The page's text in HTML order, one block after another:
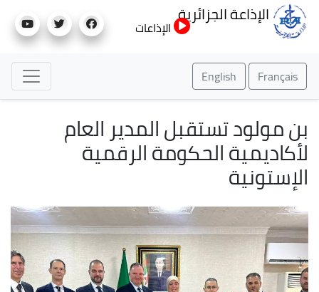
إلى
الإذاعة الجزائرية
الإذاعات
Français
English
بن مولود تستقبل المدير العام
لأكاديمية الحكومة الرقمية
الإستونية